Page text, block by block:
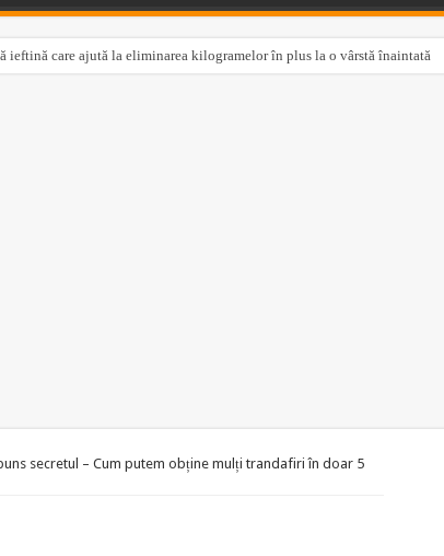
ieftină care ajută la eliminarea kilogramelor în plus la o vârstă înaintată
secretul – Cum putem obține mulți trandafiri în doar 5